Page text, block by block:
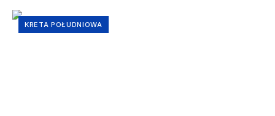
KRETA POŁUDNIOWA